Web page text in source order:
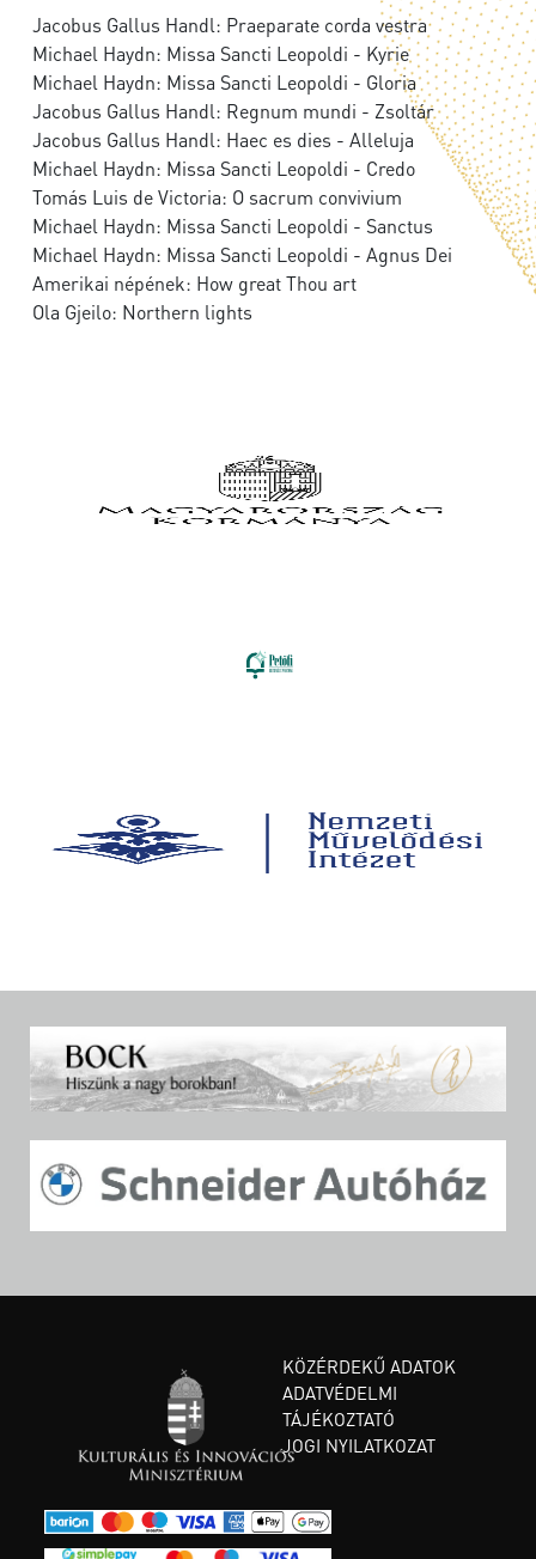
Jacobus Gallus Handl: Praeparate corda vestra
Michael Haydn: Missa Sancti Leopoldi - Kyrie
Michael Haydn: Missa Sancti Leopoldi - Gloria
Jacobus Gallus Handl: Regnum mundi - Zsoltár
Jacobus Gallus Handl: Haec es dies - Alleluja
Michael Haydn: Missa Sancti Leopoldi - Credo
Tomás Luis de Victoria: O sacrum convivium
Michael Haydn: Missa Sancti Leopoldi - Sanctus
Michael Haydn: Missa Sancti Leopoldi - Agnus Dei
Amerikai népének: How great Thou art
Ola Gjeilo: Northern lights
KÖZÉRDEKŰ ADATOK
ADATVÉDELMI
TÁJÉKOZTATÓ
JOGI NYILATKOZAT